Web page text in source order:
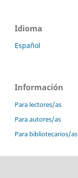
Idioma
Español
Información
Para lectores/as
Para autores/as
Para bibliotecarios/as